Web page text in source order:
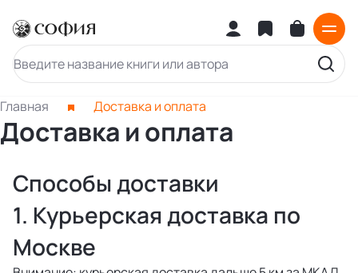
Главная Доставка и оплата
Доставка и оплата
Способы доставки
1. Курьерская доставка по
Москве